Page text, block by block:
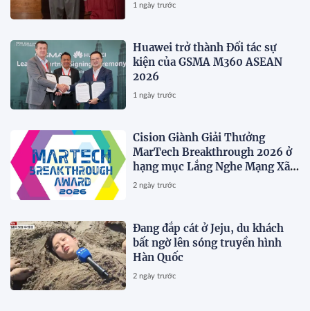
TẢNG THƯƠNG HIỆU CAO CẤP
MỚI CỦA Ý.
1 ngày trước
Huawei trở thành Đối tác sự
kiện của GSMA M360 ASEAN
2026
1 ngày trước
Cision Giành Giải Thưởng
MarTech Breakthrough 2026 ở
hạng mục Lắng Nghe Mạng Xã
Hội, Phân Phối Thông Cáo Báo
2 ngày trước
Đang đắp cát ở Jeju, du khách
bất ngờ lên sóng truyền hình
Hàn Quốc
2 ngày trước